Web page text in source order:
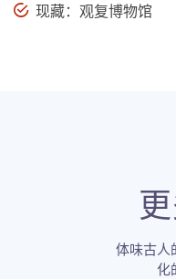
现藏：观复博物馆
体味古人
化